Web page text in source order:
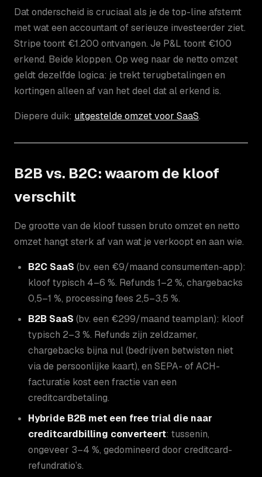
Dat onderscheid is cruciaal als je de top-line afstemt
met wat een accountant of serieuze investeerder ziet.
Stripe toont €1.200 ontvangen. Je P&L toont €100
erkend. Beide kloppen. Op weg naar de netto omzet
geldt dezelfde logica: je trekt terugbetalingen en
kortingen alleen af van het deel dat al erkend is.
Diepere duik: uitgestelde omzet voor SaaS.
B2B vs. B2C: waarom de kloof
verschilt
De grootte van de kloof tussen bruto omzet en netto
omzet hangt sterk af van wat je verkoopt en aan wie.
B2C SaaS (bv. een €9/maand consumenten-app):
kloof typisch 4–6 %. Refunds 1–2 %, chargebacks
0,5–1 %, processing fees 2,5–3,5 %.
B2B SaaS (bv. een €299/maand teamplan): kloof
typisch 2–3 %. Refunds zijn zeldzamer,
chargebacks bijna nul (bedrijven betwisten niet
via de persoonlijke kaart), en SEPA- of ACH-
facturatie kost een fractie van een
creditcardbetaling.
Hybride B2B met een free trial die naar
creditcardbilling converteert: tussenin,
ongeveer 3–4 %, gedomineerd door creditcard-
refundratio’s.